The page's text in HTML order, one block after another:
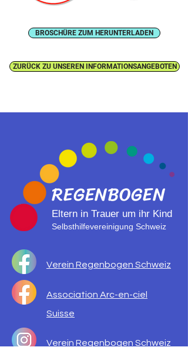
BROSCHÜRE ZUM HERUNTERLADEN
ZURÜCK ZU UNSEREN INFORMATIONSANGEBOTEN
Selbsthilfevereinigung Schweiz
Eltern in Trauer um ihr Kind
REGENBOGEN
Verein Regenbogen Schweiz
Association Arc-en-ciel
Suisse
Verein Regenbogen Schweiz